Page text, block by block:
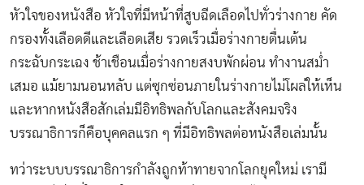
หัวใจของหนังสือ หัวใจที่มีหน้าที่สูบฉีดเลือดไปทั่วร่างกาย คัด
กรองทั้งเลือดดีและเลือดเสีย รวดเร็วเมื่อร่างกายตื่นเต้น
กระฉับกระเฉง ช้าเชือนเมื่อร่างกายสงบพักผ่อน ทำงานสมํ่า
เสมอ แม้ยามนอนหลับ แต่ซุกซ่อนภายในร่างกายไม่โผล่ให้เห็น
และหากหนังสือสักเล่มมีอิทธิพลกับโลกและสังคมจริง
บรรณาธิการก็คือบุคคลแรก ๆ ที่มีอิทธิพลต่อหนังสือเล่มนั้น
ทว่าระบบบรรณาธิการกำลังถูกท้าทายจากโลกยุคใหม่ เรามี